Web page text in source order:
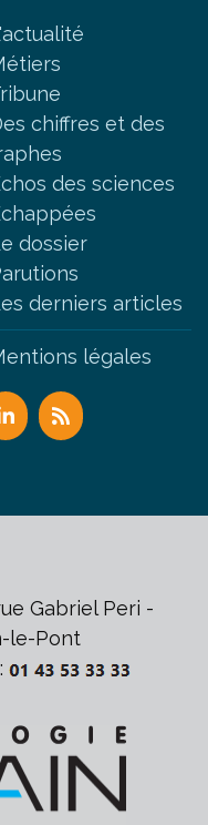
chiffres et des
des sciences
dossier
derniers articles
légales
Gabriel Peri -
le-Pont